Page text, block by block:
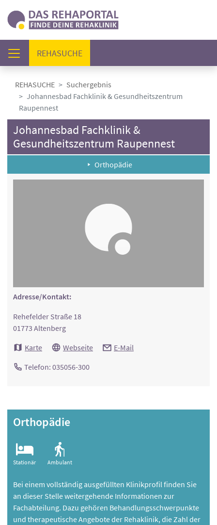
REHASUCHE(AKTUELL)
REHASUCHE
Suchergebnis
Johannesbad Fachklinik & Gesundheitszentrum
Raupennest
Johannesbad Fachklinik &
Gesundheitszentrum Raupennest
Orthopädie
Adresse/Kontakt:
Rehefelder Straße 18
01773 Altenberg
Karte
Webseite E-Mail
Telefon: 035056-300
Orthopädie
Stationär Ambulant
Bei einem vollständig ausgefüllten Klinikprofil finden Sie
an dieser Stelle weitergehende Informationen zur
Fachabteilung. Dazu gehören Behandlungsschwerpunkte
und therapeutische Angebote der Rehaklinik, die Zahl der